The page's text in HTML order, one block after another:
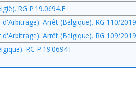
RG P.19.0694.F
Arrêt (Belgique). RG 110/2019
Arrêt (Belgique). RG 109/2019
RG P.19.0694.F